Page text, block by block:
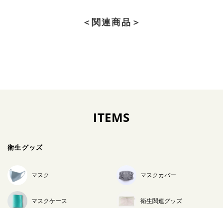
＜関連商品＞
ITEMS
衛生グッズ
マスク マスクカバー
マスクケース 衛生関連グッズ